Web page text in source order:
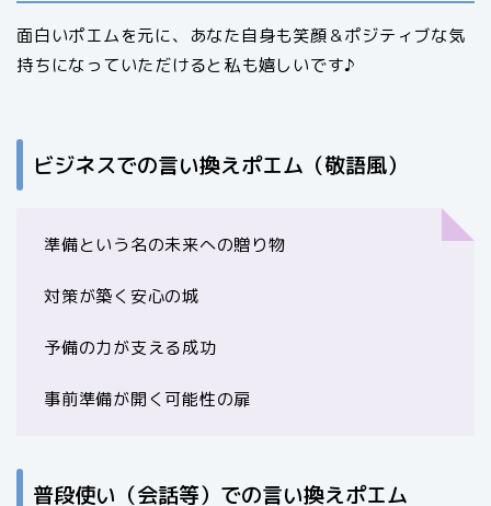
面白いポエムを元に、あなた自身も笑顔＆ポジティブな気
持ちになっていただけると私も嬉しいです♪
ビジネスでの言い換えポエム（敬語風）
準備という名の未来への贈り物
対策が築く安心の城
予備の力が支える成功
事前準備が開く可能性の扉
普段使い（会話等）での言い換えポエム